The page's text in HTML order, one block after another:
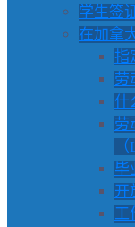
学生签
在加拿
指
劳
什
劳
毕
开
工